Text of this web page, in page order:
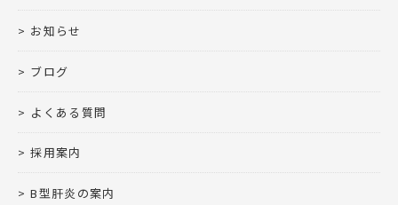
お知らせ
ブログ
よくある質問
採用案内
B型肝炎の案内